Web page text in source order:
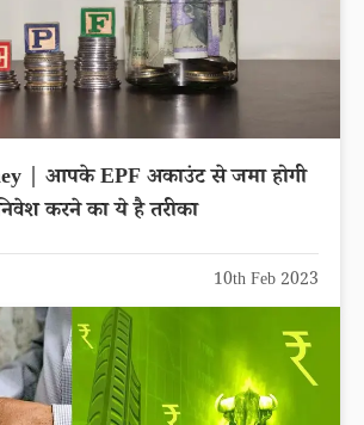
| आपके EPF अकाउंट से जमा होगी
करने का ये है तरीका
10th Feb 2023